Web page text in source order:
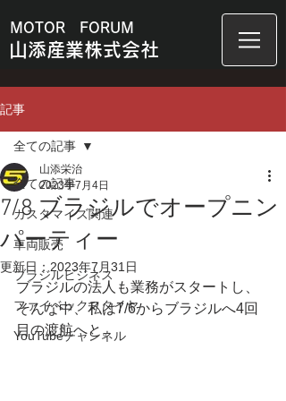
MOTOR FORUM
山添産業株式会社
記事
全ての記事
カスタマイズ関連
車両販売
ブラジルビジネス
ファイベックスタイヤ
YouTubeチャンネル
全ての記事
7/8 ブラジルでオープニン
パーティー
山添栄治
2023年7月4日
更新日： 2023年7月31日
ブラジルの法人も業務がスタートし、
そんな中、私は7/6からブラジルへ4回
目の渡航へと。